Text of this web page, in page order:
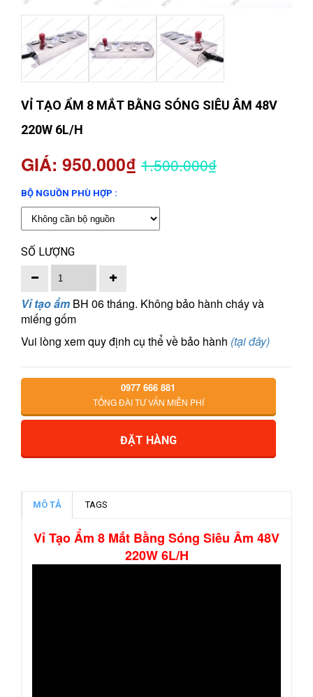
VỈ TẠO ẨM 8 MẮT BẰNG SÓNG SIÊU ÂM 48V
220W 6L/H
GIÁ: 950.000₫ 1.500.000₫
BỘ NGUỒN PHÙ HỢP :
SỐ LƯỢNG
Vỉ tạo ẩm BH 06 tháng. Không bảo hành cháy và
miếng gốm
Vui lòng xem quy định cụ thể về bảo hành (tại đây)
0977 666 881
TỔNG ĐÀI TƯ VẤN MIỄN PHÍ
ĐẶT HÀNG
MÔ TẢ TAGS
Vỉ Tạo Ẩm 8 Mắt Bằng Sóng Siêu Âm 48V
220W 6L/H